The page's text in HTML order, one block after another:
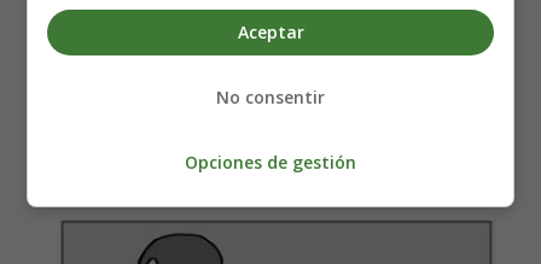
Aceptar
No consentir
Opciones de gestión